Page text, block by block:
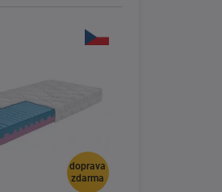
doprava
zdarma